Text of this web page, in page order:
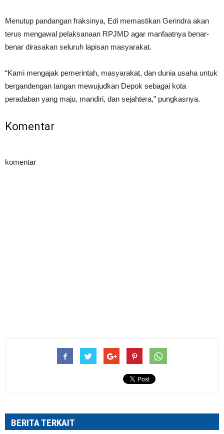
Menutup pandangan fraksinya, Edi memastikan Gerindra akan
terus mengawal pelaksanaan RPJMD agar manfaatnya benar-
benar dirasakan seluruh lapisan masyarakat.
“Kami mengajak pemerintah, masyarakat, dan dunia usaha untuk
bergandengan tangan mewujudkan Depok sebagai kota
peradaban yang maju, mandiri, dan sejahtera,” pungkasnya.
Komentar
komentar
BERITA TERKAIT